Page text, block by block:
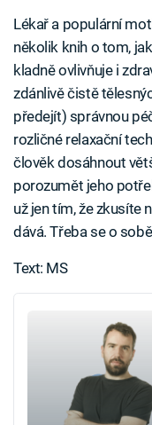
Lékař a populární
několik knih o tom,
kladně ovlivňuje i
zdánlivě čistě
předejít) správnou
rozličné relaxační
člověk dosáhnout
porozumět jeho
už jen tím, že zkusíte
dává. Třeba se o
Text: MS